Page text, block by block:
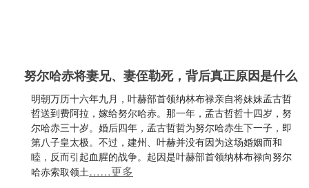
努尔哈赤将妻兄、妻侄勒死，背后真正原因是什么
明朝万历十六年九月，叶赫部首领纳林布禄亲自将妹妹孟古哲
哲送到费阿拉，嫁给努尔哈赤。那一年，孟古哲哲十四岁，努
尔哈赤三十岁。婚后四年，孟古哲哲为努尔哈赤生下一子，即
第八子皇太极。不过，建州、叶赫并没有因为这场婚姻而和
睦，反而引起血腥的战争。起因是叶赫部首领纳林布禄向努尔
哈赤索取领土……更多